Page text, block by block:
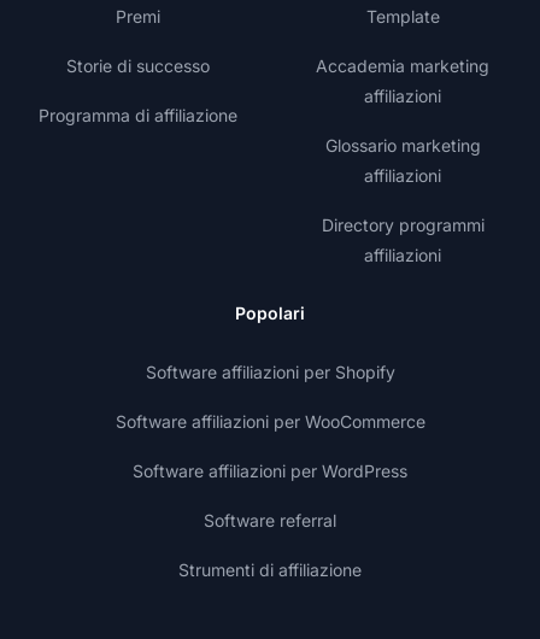
Premi
Storie di successo
Programma di affiliazione
Template
Accademia marketing
affiliazioni
Glossario marketing
affiliazioni
Directory programmi
affiliazioni
Popolari
Software affiliazioni per Shopify
Software affiliazioni per WooCommerce
Software affiliazioni per WordPress
Software referral
Strumenti di affiliazione